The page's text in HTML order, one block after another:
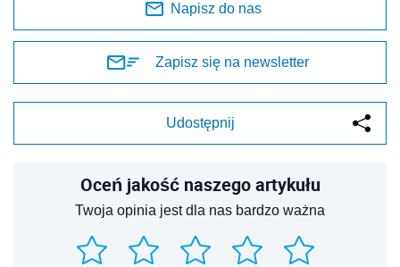
Napisz do nas
Zapisz się na newsletter
Udostępnij
Oceń jakość naszego artykułu
Twoja opinia jest dla nas bardzo ważna